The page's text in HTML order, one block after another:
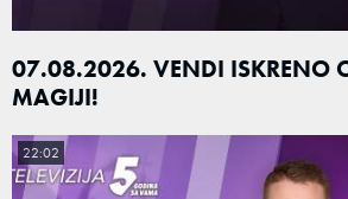
07.08.2026. VENDI ISKRENO
MAGIJI!
22:02